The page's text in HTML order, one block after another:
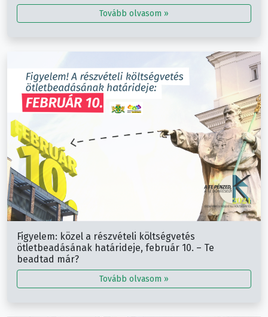
Tovább olvasom »
Figyelem: közel a részvételi költségvetés
ötletbeadásának határideje, február 10. – Te
beadtad már?
Tovább olvasom »